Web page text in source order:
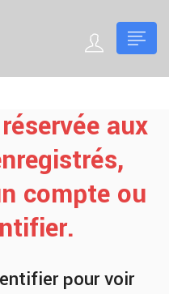
aux
compte ou
pour voir